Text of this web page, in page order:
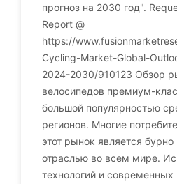
прогноз на 2030 год".
Report @
https://
Cycling-Market-Global-
2024-2030/910123 Обзор
велосипедов премиум-
большой популярностью
регионов. Многие
этот рынок является
отраслью во всем мире.
технологий и современных